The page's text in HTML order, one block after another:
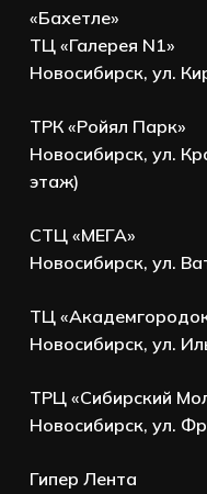
«Бахетле»
ТЦ «Галерея N1»
Новосибирск, ул.
ТРК «Ройял Парк»
Новосибирск, ул.
этаж)
СТЦ «МЕГА»
Новосибирск, ул.
ТЦ
Новосибирск, ул.
ТРЦ «Сибирский
Новосибирск, ул.
Гипер Лента